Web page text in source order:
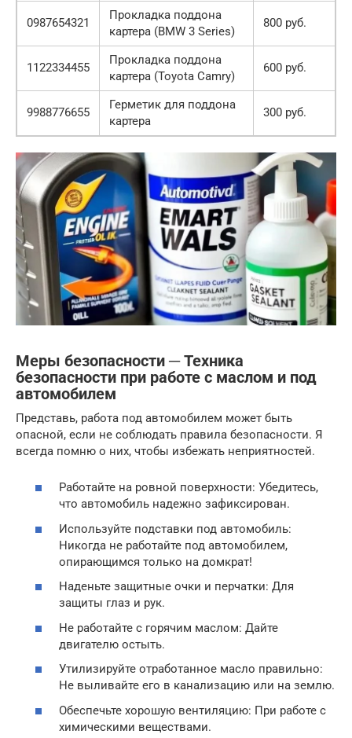
0987654321
Прокладка поддона
картера (BMW 3 Series)
800 руб.
1122334455
Прокладка поддона
картера (Toyota Camry)
600 руб.
9988776655
Герметик для поддона
картера
300 руб.
Меры безопасности ─ Техника
безопасности при работе с маслом и под
автомобилем
Представь, работа под автомобилем может быть
опасной, если не соблюдать правила безопасности. Я
всегда помню о них, чтобы избежать неприятностей.
Работайте на ровной поверхности: Убедитесь,
что автомобиль надежно зафиксирован.
Используйте подставки под автомобиль:
Никогда не работайте под автомобилем,
опирающимся только на домкрат!
Наденьте защитные очки и перчатки: Для
защиты глаз и рук.
Не работайте с горячим маслом: Дайте
двигателю остыть.
Утилизируйте отработанное масло правильно:
Не выливайте его в канализацию или на землю.
Обеспечьте хорошую вентиляцию: При работе с
химическими веществами.